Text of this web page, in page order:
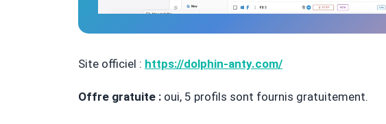
Site officiel : https://dolphin-anty.com/
Offre gratuite : oui, 5 profils sont fournis gratuitement.